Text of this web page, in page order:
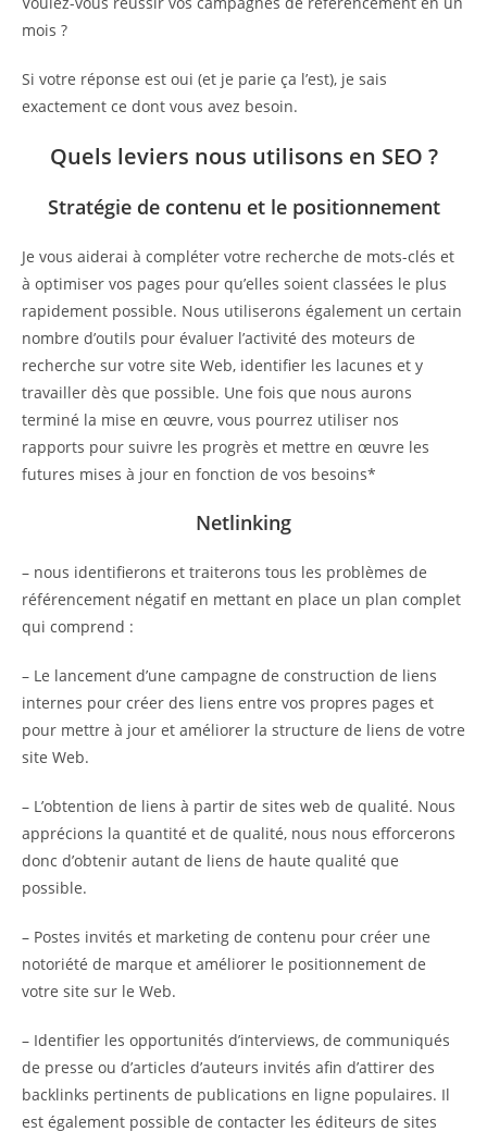
mois ?
Si votre réponse est oui (et je parie ça l’est), je sais
exactement ce dont vous avez besoin.
Quels leviers nous utilisons en SEO ?
Stratégie de contenu et le positionnement
Je vous aiderai à compléter votre recherche de mots-clés et
à optimiser vos pages pour qu’elles soient classées le plus
rapidement possible. Nous utiliserons également un certain
nombre d’outils pour évaluer l’activité des moteurs de
recherche sur votre site Web, identifier les lacunes et y
travailler dès que possible. Une fois que nous aurons
terminé la mise en œuvre, vous pourrez utiliser nos
rapports pour suivre les progrès et mettre en œuvre les
futures mises à jour en fonction de vos besoins*
Netlinking
– nous identifierons et traiterons tous les problèmes de
référencement négatif en mettant en place un plan complet
qui comprend :
– Le lancement d’une campagne de construction de liens
internes pour créer des liens entre vos propres pages et
pour mettre à jour et améliorer la structure de liens de votre
site Web.
– L’obtention de liens à partir de sites web de qualité. Nous
apprécions la quantité et de qualité, nous nous efforcerons
donc d’obtenir autant de liens de haute qualité que
possible.
– Postes invités et marketing de contenu pour créer une
notoriété de marque et améliorer le positionnement de
votre site sur le Web.
– Identifier les opportunités d’interviews, de communiqués
de presse ou d’articles d’auteurs invités afin d’attirer des
backlinks pertinents de publications en ligne populaires. Il
est également possible de contacter les éditeurs de sites